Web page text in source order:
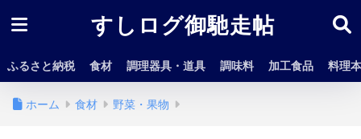
すしログ御馳走帖
ふるさと納税 食材 調理器具・道具 調味料 加工食品 料理本
ホーム 食材 野菜・果物